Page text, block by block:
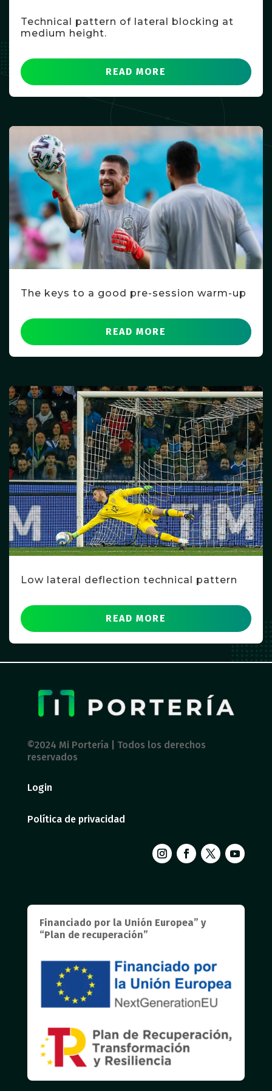
Technical pattern of lateral blocking at
medium height.
READ MORE
The keys to a good pre-session warm-up
READ MORE
Low lateral deflection technical pattern
READ MORE
©2024 Mi Portería | Todos los derechos
reservados
Login
Política de privacidad
Financiado por la Unión Europea” y
“Plan de recuperación”